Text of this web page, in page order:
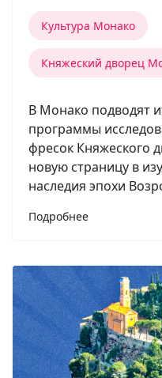
Культура Монако
Княжеский дворец
В Монако подводят
программы
фресок Княжеского
новую страницу в
наследия эпохи
Подробнее